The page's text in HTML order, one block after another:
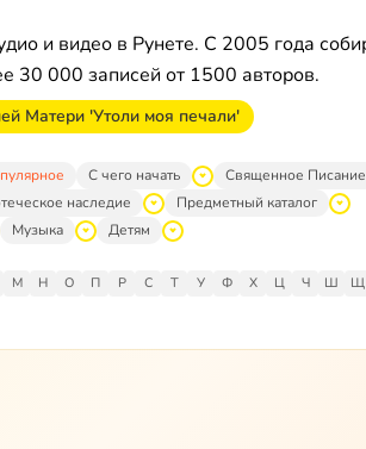
и видео в Рунете. С 2005 года
30 000 записей от 1500 авторов.
Матери 'Утоли моя печали'
С чего начать
Священное Писание
наследие
Предметный каталог
Музыка Детям
М Н О П Р С Т У Ф Х Ц Ч Ш Щ